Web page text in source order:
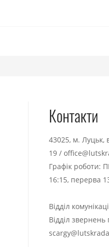
Контакти
43025, м. Луцьк,
19 /
Графік роботи:
16:15, перерва
Відділ
Відділ